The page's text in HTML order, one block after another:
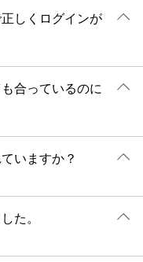
しくログインが
合っているのに
いますか？
た。